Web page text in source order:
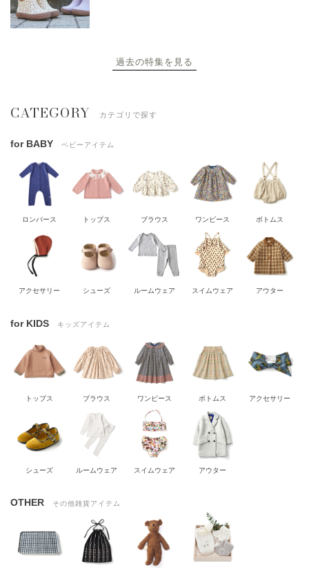
過去の特集を見る
CATEGORY カテゴリで探す
for BABY ベビーアイテム
ロンパース トップス ブラウス ワンピース ボトムス
アクセサリー シューズ ルームウェア スイムウェア アウター
for KIDS キッズアイテム
トップス ブラウス ワンピース ボトムス アクセサリー
シューズ ルームウェア スイムウェア アウター
OTHER その他雑貨アイテム